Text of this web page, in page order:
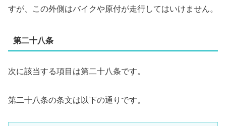
すが、この外側はバイクや原付が走行してはいけません。
第二十八条
次に該当する項目は第二十八条です。
第二十八条の条文は以下の通りです。